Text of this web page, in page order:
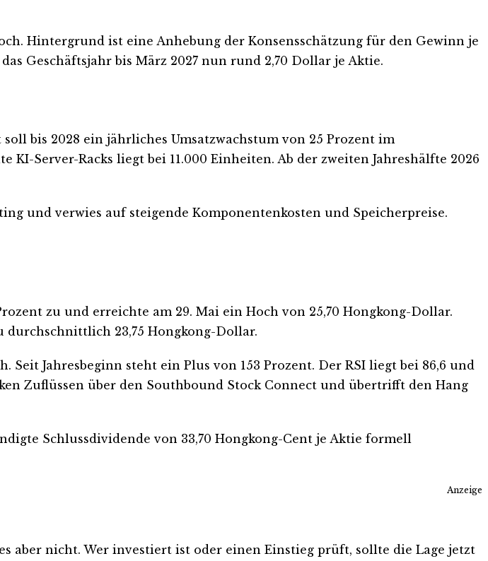
Hintergrund ist eine Anhebung der Konsensschätzung für den Gewinn je
Geschäftsjahr bis März 2027 nun rund 2,70 Dollar je Aktie.
bis 2028 ein jährliches Umsatzwachstum von 25 Prozent im
Server-Racks liegt bei 11.000 Einheiten. Ab der zweiten Jahreshälfte 2026
und verwies auf steigende Komponentenkosten und Speicherpreise.
zu und erreichte am 29. Mai ein Hoch von 25,70 Hongkong-Dollar.
23,75 Hongkong-Dollar.
Jahresbeginn steht ein Plus von 153 Prozent. Der RSI liegt bei 86,6 und
Zuflüssen über den Southbound Stock Connect und übertrifft den Hang
Schlussdividende von 33,70 Hongkong-Cent je Aktie formell
Anzeige
aber nicht. Wer investiert ist oder einen Einstieg prüft, sollte die Lage jetzt